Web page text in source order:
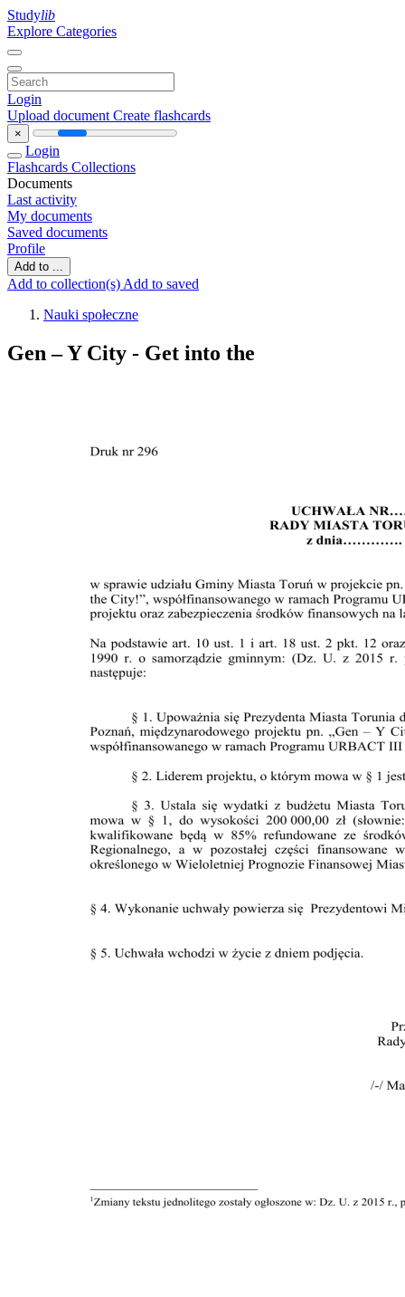
Studylib
Explore Categories
Login
Upload document Create flashcards
×
Login
Flashcards Collections
Documents
Last activity
My documents
Saved documents
Profile
Add to ...
Add to collection(s) Add to saved
Nauki społeczne
Gen – Y City - Get into the